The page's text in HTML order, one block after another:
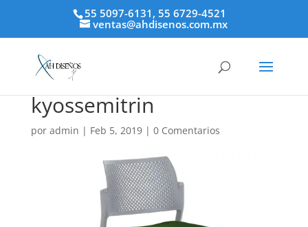
55 5097-6131, 55 6729-4521
ventas@ahdisenos.com.mx
kyossemitrin
por admin | Feb 5, 2019| 0 Comentarios